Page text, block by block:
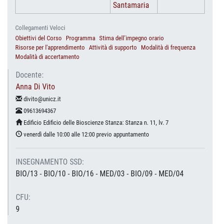
Santamaria
Collegamenti Veloci
Obiettivi del Corso
Programma Stima dell’impegno orario
Risorse per l'apprendimento Attività di supporto
Modalità di frequenza
Modalità di accertamento
Docente:
Anna Di Vito
divito@unicz.it
09613694367
Edificio Edificio delle Bioscienze Stanza: Stanza n. 11, lv. 7
venerdì dalle 10:00 alle 12:00 previo appuntamento
INSEGNAMENTO SSD:
BIO/13 - BIO/10 - BIO/16 - MED/03 - BIO/09 - MED/04
CFU:
9